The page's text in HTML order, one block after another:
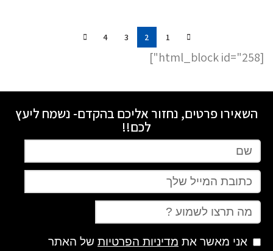
1
2
3
4
[html_block id="258"]
השאירו פרטים, נחזור אליכם בהקדם- נשמח ליעץ
לכם!!
אני מאשר את מדיניות הפרטיות של האתר